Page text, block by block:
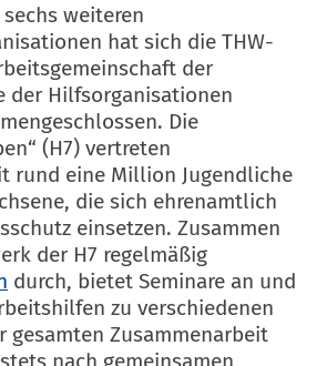
weiteren
hat sich die THW-
der
der Hilfsorganisationen
Die
(H7) vertreten
rund eine Million Jugendliche
die sich ehrenamtlich
einsetzen. Zusammen
der H7 regelmäßig
durch, bietet Seminare an und
zu verschiedenen
gesamten Zusammenarbeit
nach gemeinsamen